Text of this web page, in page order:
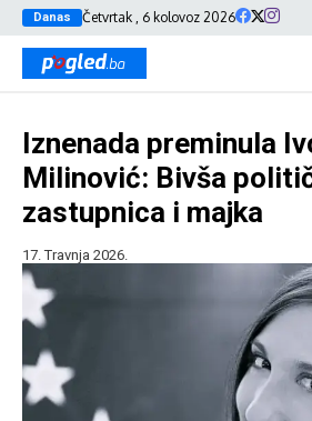
Danas Četvrtak , 6 kolovoz 2026
Iznenada preminula
Milinović: Bivša
zastupnica i majka
17. Travnja 2026.